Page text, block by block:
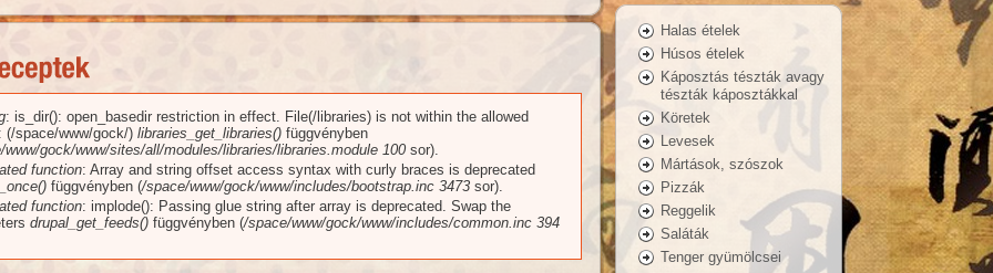
: is_dir(): open_basedir restriction in effect. File(/libraries) is not within the allowed
(/space/www/gock/) libraries_get_libraries() függvényben
www/gock/www/sites/all/modules/libraries/libraries.module 100 sor).
function: Array and string offset access syntax with curly braces is deprecated
függvényben (/space/www/gock/www/includes/bootstrap.inc 3473 sor).
function: implode(): Passing glue string after array is deprecated. Swap the
drupal_get_feeds() függvényben (/space/www/gock/www/includes/common.inc 394
Halas ételek
Húsos ételek
Káposztás tészták avagy
tészták káposztákkal
Köretek
Levesek
Mártások, szószok
Pizzák
Reggelik
Saláták
Tenger gyümölcsei